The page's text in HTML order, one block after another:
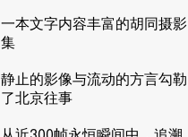
北
合
出
版
北
合
版
一本文字内容丰富的胡同摄影
集
静止的影像与流动的方言勾勒
了北京往事